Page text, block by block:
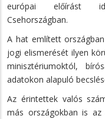
európai előírást
Csehországban.
A hat említett
jogi elismerését ilyen
minisztériumoktól,
adatokon alapuló
Az érintettek valós
más országokban is